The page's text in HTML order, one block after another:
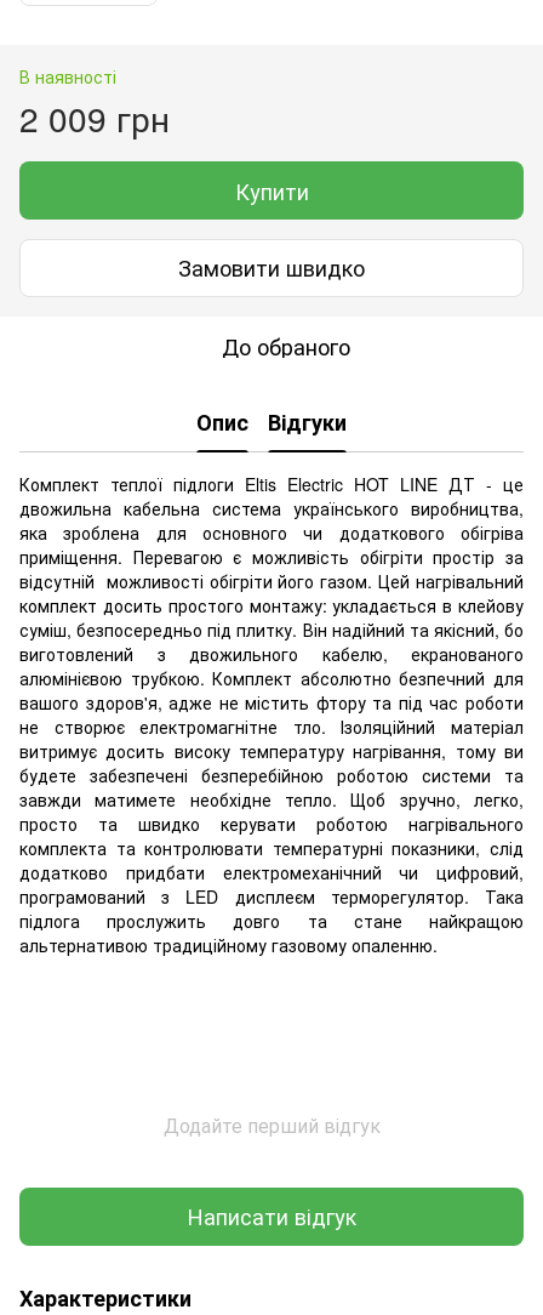
В наявності
2 009 грн
Купити
Замовити швидко
До обраного
Опис Відгуки
Комплект теплої підлоги Eltis Electric HOT LINE ДТ - це
двожильна кабельна система українського виробництва,
яка зроблена для основного чи додаткового обігріва
приміщення. Перевагою є можливість обігріти простір за
відсутній можливості обігріти його газом. Цей нагрівальний
комплект досить простого монтажу: укладається в клейову
суміш, безпосередньо під плитку. Він надійний та якісний, бо
виготовлений з двожильного кабелю, екранованого
алюмінієвою трубкою. Комплект абсолютно безпечний для
вашого здоров'я, адже не містить фтору та під час роботи
не створює електромагнітне тло. Ізоляційний матеріал
витримує досить високу температуру нагрівання, тому ви
будете забезпечені безперебійною роботою системи та
завжди матимете необхідне тепло. Щоб зручно, легко,
просто та швидко керувати роботою нагрівального
комплекта та контролювати температурні показники, слід
додатково придбати електромеханічний чи цифровий,
програмований з LED дисплеєм терморегулятор. Така
підлога прослужить довго та стане найкращою
альтернативою традиційному газовому опаленню.
Додайте перший відгук
Написати відгук
Характеристики